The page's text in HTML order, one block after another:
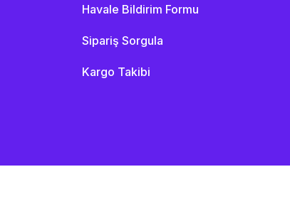
Havale Bildirim Formu
Sipariş Sorgula
Kargo Takibi